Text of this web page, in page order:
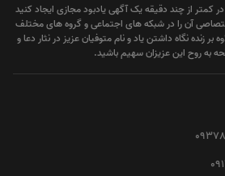
کمتر از چند دقیقه یک آگهی یادبود مجازی ایجاد کنید
آن را در شبکه های اجتماعی و گروه های مختلف
بر زنده نگاه داشتن یاد و نام متوفیان عزیز در نثار دعا و
به روح این عزیزان سهیم باشید.